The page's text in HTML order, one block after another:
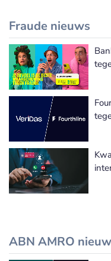
Fraude nieuws
ABN AMRO